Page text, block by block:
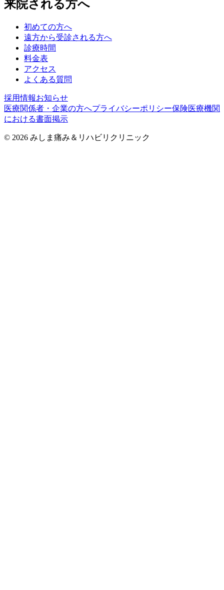
来院される方へ
初めての方へ
遠方から受診される方へ
診療時間
料金表
アクセス
よくある質問
採用情報お知らせ
医療関係者・企業の方へプライバシーポリシー保険医療機関
における書面掲示
© 2026 みしま痛み＆リハビリクリニック